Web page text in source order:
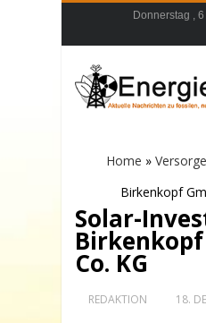
Donnerstag ,
Home »
Birkenkopf
Solar-
Co. KG
REDAKTION 18.